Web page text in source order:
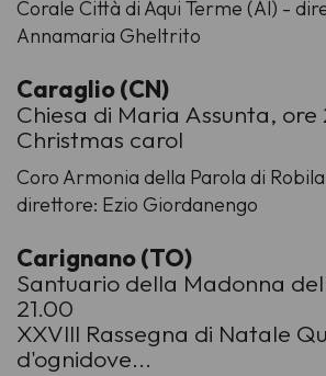
Corale Città di Aqui Terme (Al) -
Annamaria Gheltrito
Caraglio (CN)
Chiesa di Maria Assunta, ore
Christmas carol
Coro Armonia della Parola di
direttore: Ezio Giordanengo
Carignano (TO)
Santuario della Madonna
21.00
XXVIII Rassegna di Natale
d'ognidove...